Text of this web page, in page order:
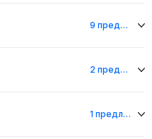
9 предложений
2 предложения
1 предложение